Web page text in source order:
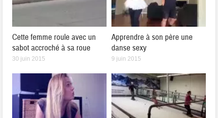
Cette femme roule avec un
sabot accroché à sa roue
30 juin 2015
Apprendre à son père une
danse sexy
9 juin 2015